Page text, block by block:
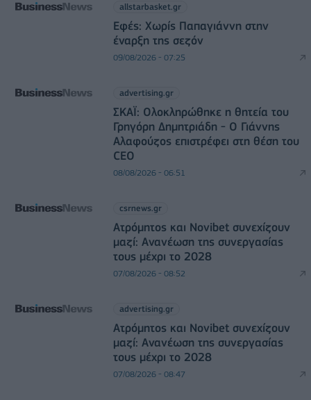
allstarbasket.gr
Εφές: Χωρίς Παπαγιάννη στην
έναρξη της σεζόν
09/08/2026 - 07:25
advertising.gr
ΣΚΑΪ: Ολοκληρώθηκε η θητεία του
Γρηγόρη Δημητριάδη - Ο Γιάννης
Αλαφούζος επιστρέφει στη θέση του
CEO
08/08/2026 - 06:51
csrnews.gr
Ατρόμητος και Novibet συνεχίζουν
μαζί: Ανανέωση της συνεργασίας
τους μέχρι το 2028
07/08/2026 - 08:52
advertising.gr
Ατρόμητος και Novibet συνεχίζουν
μαζί: Ανανέωση της συνεργασίας
τους μέχρι το 2028
07/08/2026 - 08:47